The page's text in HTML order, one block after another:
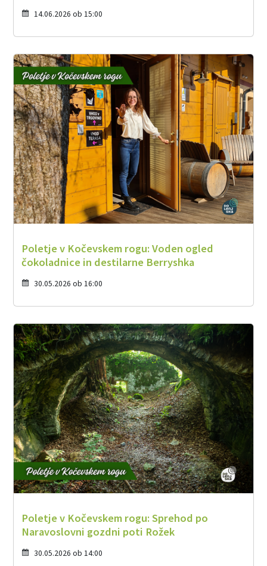
14.06.2026 ob 15:00
Poletje v Kočevskem rogu: Voden ogled
čokoladnice in destilarne Berryshka
30.05.2026 ob 16:00
Poletje v Kočevskem rogu: Sprehod po
Naravoslovni gozdni poti Rožek
30.05.2026 ob 14:00